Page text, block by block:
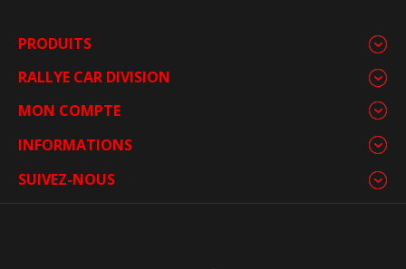
PRODUITS
RALLYE CAR DIVISION
MON COMPTE
INFORMATIONS
SUIVEZ-NOUS